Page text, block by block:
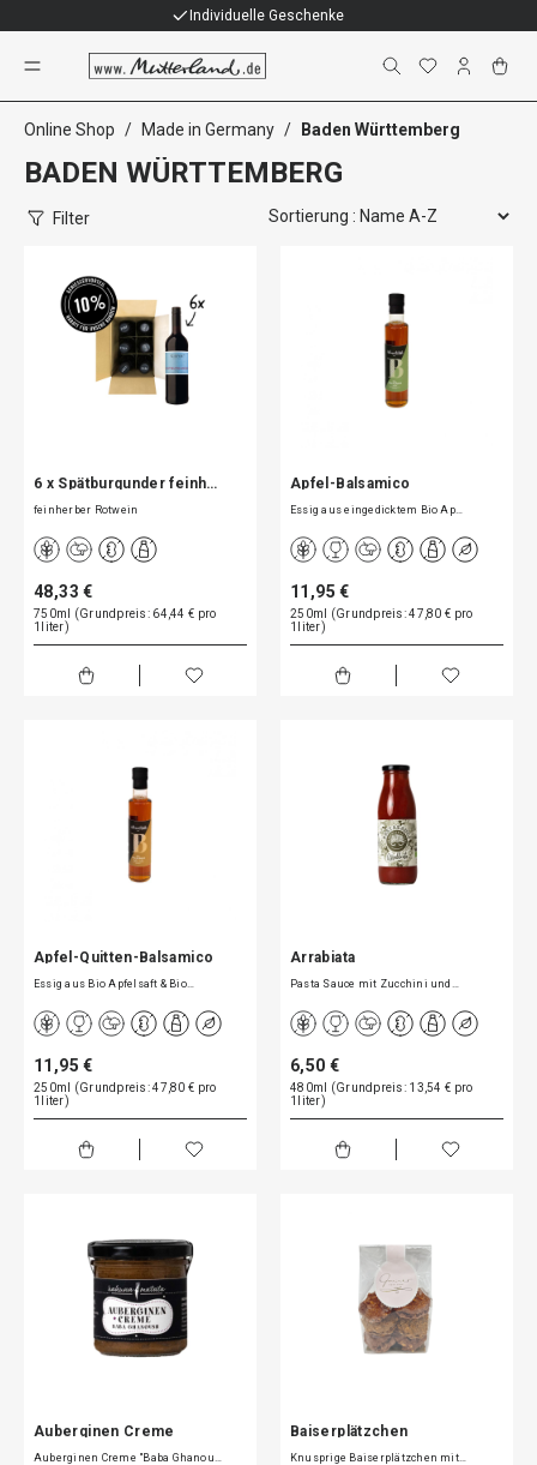
Individuelle Geschenke
Baden Württemberg
Online Shop / Made in Germany / Baden Württemberg
BADEN WÜRTTEMBERG
Filter
6 x Spätburgunder feinh…
feinherber Rotwein
48,33 €
750ml (Grundpreis: 64,44 € pro
1liter)
Apfel-Balsamico
Essig aus eingedicktem Bio Ap…
11,95 €
250ml (Grundpreis: 47,80 € pro
1liter)
Apfel-Quitten-Balsamico
Essig aus Bio Apfelsaft & Bio…
11,95 €
250ml (Grundpreis: 47,80 € pro
1liter)
Arrabiata
Pasta Sauce mit Zucchini und…
6,50 €
480ml (Grundpreis: 13,54 € pro
1liter)
Auberginen Creme
Auberginen Creme "Baba Ghanou…
Baiserplätzchen
Knusprige Baiserplätzchen mit…